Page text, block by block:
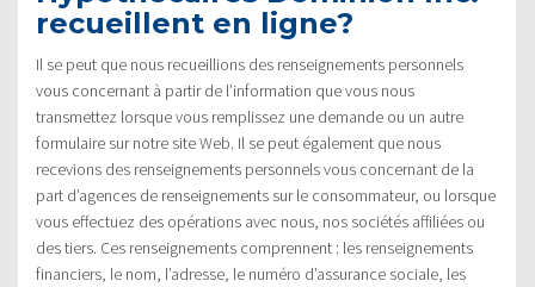
recueillent en ligne?
Il se peut que nous recueillions des renseignements personnels
vous concernant à partir de l’information que vous nous
transmettez lorsque vous remplissez une demande ou un autre
formulaire sur notre site Web. Il se peut également que nous
recevions des renseignements personnels vous concernant de la
part d’agences de renseignements sur le consommateur, ou lorsque
vous effectuez des opérations avec nous, nos sociétés affiliées ou
des tiers. Ces renseignements comprennent : les renseignements
financiers, le nom, l’adresse, le numéro d’assurance sociale, les